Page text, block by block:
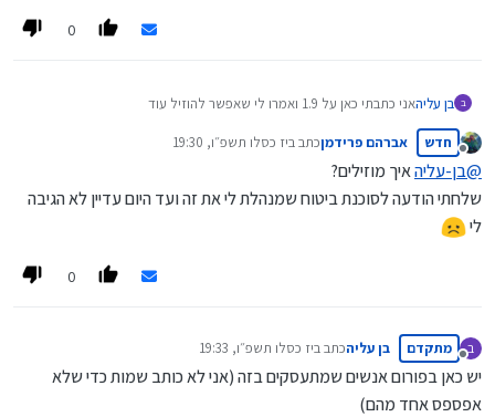
0
ב בן עליהאני כתבתי כאן על 1.9 ואמרו לי שאפשר להוזיל עוד
מנותק
חדש אברהם פרידמןכתב ביז כסלו תשפ״ו, 19:30
נערך לאחרונה על ידי
@בן-עליהאיך מוזילים?
שלחתי הודעה לסוכנת ביטוח שמנהלת לי את זה ועד היום עדיין לא הגיבה
לי
0
ב
מנותק
מתקדם בן עליהכתב ביז כסלו תשפ״ו, 19:33
נערך לאחרונה על ידי
יש כאן בפורום אנשים שמתעסקים בזה (אני לא כותב שמות כדי שלא
אפספס אחד מהם)